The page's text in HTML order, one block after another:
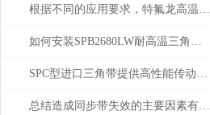
根据不同的应用要求，特氟龙高温布可分为4个不同等级
如何安装SPB2680LW耐高温三角带及保养传动装置
SPC型进口三角带提供高性能传动解决方案
总结造成同步带失效的主要因素有哪些，如何预防